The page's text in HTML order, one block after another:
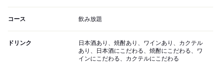
コース 飲み放題
ドリンク
日本酒あり、焼酎あり、ワインあり、カクテル
あり、日本酒にこだわる、焼酎にこだわる、ワ
インにこだわる、カクテルにこだわる